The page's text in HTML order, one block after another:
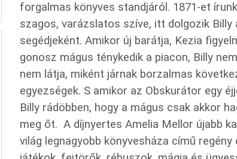
forgalmas könyves standjáról. 1871-et
szagos, varázslatos szíve, itt dolgozik
segédjeként. Amikor új barátja, Kezia
gonosz mágus ténykedik a piacon, Billy
nem látja, miként járnak borzalmas
egyezségek. S amikor az Obskurátor egy
Billy rádöbben, hogy a mágus csak akkor
meg őt. A díjnyertes Amelia Mellor újabb
világ legnagyobb könyvesháza című